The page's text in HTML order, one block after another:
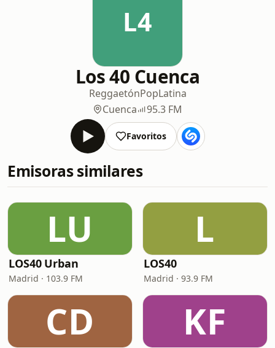
L4
Los 40 Cuenca
ReggaetónPopLatina
Cuenca
95.3 FM
Favoritos
Emisoras similares
LU
LOS40 Urban
Madrid · 103.9 FM
L
LOS40
Madrid · 93.9 FM
CD KF